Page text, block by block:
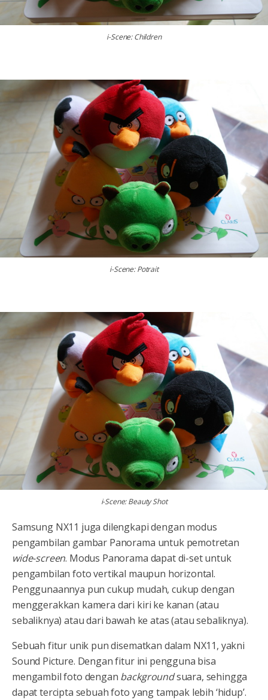
i-Scene: Children
i-Scene: Potrait
i-Scene: Beauty Shot
Samsung NX11 juga dilengkapi dengan modus
pengambilan gambar Panorama untuk pemotretan
wide-screen. Modus Panorama dapat di-set untuk
pengambilan foto vertikal maupun horizontal.
Penggunaannya pun cukup mudah, cukup dengan
menggerakkan kamera dari kiri ke kanan (atau
sebaliknya) atau dari bawah ke atas (atau sebaliknya).
Sebuah fitur unik pun disematkan dalam NX11, yakni
Sound Picture. Dengan fitur ini pengguna bisa
mengambil foto dengan backgroundsuara, sehingga
dapat tercipta sebuah foto yang tampak lebih ‘hidup’.